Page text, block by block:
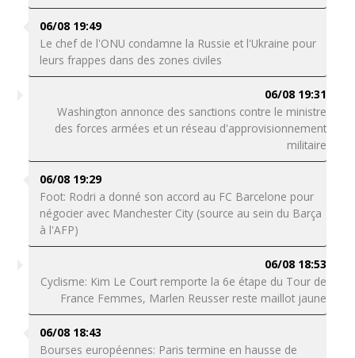
06/08 19:49
Le chef de l'ONU condamne la Russie et l'Ukraine pour
leurs frappes dans des zones civiles
06/08 19:31
Washington annonce des sanctions contre le ministre
des forces armées et un réseau d'approvisionnement
militaire
06/08 19:29
Foot: Rodri a donné son accord au FC Barcelone pour
négocier avec Manchester City (source au sein du Barça
à l'AFP)
06/08 18:53
Cyclisme: Kim Le Court remporte la 6e étape du Tour de
France Femmes, Marlen Reusser reste maillot jaune
06/08 18:43
Bourses européennes: Paris termine en hausse de